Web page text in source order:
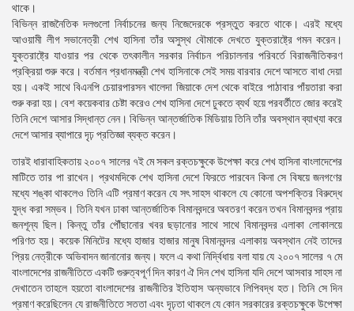
থাকে।
বিভিন্ন রাজনৈতিক দলগুলো নির্বাচনের জন্য নিজেদেরকে প্রস্তুত করতে থাকে। এরই মধ্যে
আওয়ামী লীগ সভানেত্রী শেখ হাসিনা তাঁর অসুস্থ বৌমাকে দেখতে যুক্তরাষ্ট্রে গমন করেন।
যুক্তরাষ্ট্রে যাওয়ার পর থেকে তৎকালীন সরকার নির্বাচন পরিচালনার পরিবর্তে বিরাজনীতিকরণ
প্রক্রিয়া শুরু করে। বর্তমান প্রধানমন্ত্রী শেখ হাসিনাকে সেই সময় বারবার দেশে আসতে বাধা দেয়া
হয়। একই সাথে বিএনপি চেয়ারপারসন খালেদা জিয়াকে দেশ থেকে বাইরে পাঠাবার পাঁয়তারা করা
শুরু করা হয়। বেশ কয়েকবার চেষ্টা করেও শেখ হাসিনা দেশে ঢুকতে ব্যর্থ হয়ে পরবর্তীতে জোর করেই
তিনি দেশে আসার সিদ্ধান্ত নেন। বিভিন্ন আন্তর্জাতিক মিডিয়ায় তিনি তাঁর অবস্থান ব্যাখ্যা করে
দেশে আসার ব্যাপারে দৃঢ় প্রতিজ্ঞা ব্যক্ত করেন।
তারই ধারাবাহিকতায় ২০০৭ সালের ৭ই মে সকল রক্তচক্ষুকে উপেক্ষা করে শেখ হাসিনা বাংলাদেশের
মাটিতে তার পা রাখেন। প্রথমদিকে শেখ হাসিনা দেশে ফিরতে পারবেন কিনা সে বিষয়ে জনগণের
মধ্যে শঙ্কা থাকলেও তিনি এটি প্রমাণ করেন যে সৎ সাহস থাকলে যে কোনো অপশক্তির বিরুদ্ধে
যুদ্ধ করা সম্ভব। তিনি যখন ঢাকা আন্তর্জাতিক বিমানবন্দরে অবতরণ করেন তখন বিমানবন্দর প্রায়
জনশূন্য ছিল। কিন্তু তাঁর পৌঁছানোর খবর ছড়ানোর সাথে সাথে বিমানবন্দর এলাকা লোকালয়ে
পরিণত হয়। কয়েক মিনিটের মধ্যে হাজার হাজার মানুষ বিমানবন্দর এলাকায় অবস্থান নেই তাদের
প্রিয় নেত্রীকে অভিবাদন জানানোর জন্য। ফলে এ কথা নির্দ্বিধায় বলা যায় যে ২০০৭ সালের ৭ মে
বাংলাদেশের রাজনীতিতে একটি গুরুত্বপূর্ণ দিন কারণ ঐ দিন শেখ হাসিনা যদি দেশে আসবার সাহস না
দেখাতেন তাহলে হয়তো বাংলাদেশের রাজনীতির ইতিহাস অন্যভাবে লিপিবদ্ধ হত। তিনি সে দিন
প্রমাণ করেছিলেন যে রাজনীতিতে সততা এবং দৃঢ়তা থাকলে যে কোন সরকারের রক্তচক্ষুকে উপেক্ষা